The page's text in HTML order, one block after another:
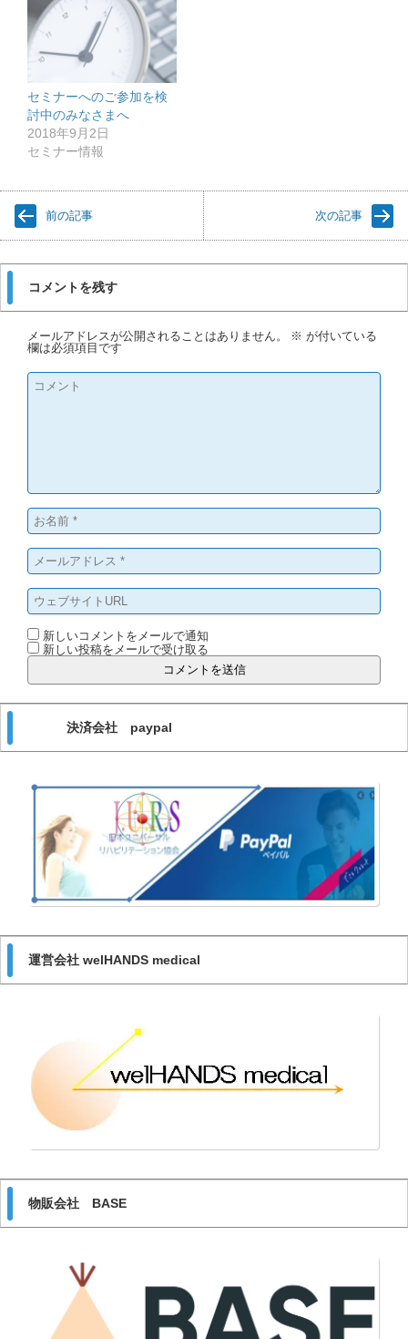
セミナーへのご参加を検
討中のみなさまへ
2018年9月2日
セミナー情報
前の記事 次の記事
コメントを残す
メールアドレスが公開されることはありません。 ※ が付いている
欄は必須項目です
新しいコメントをメールで通知
新しい投稿をメールで受け取る
決済会社 paypal
運営会社 welHANDS medical
物販会社 BASE